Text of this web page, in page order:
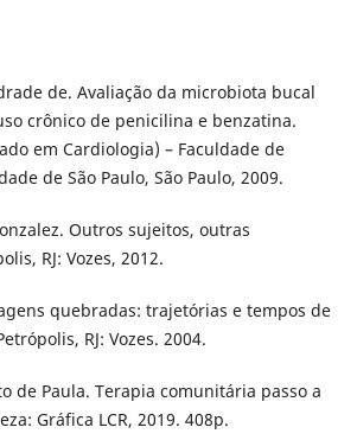
de. Avaliação da microbiota bucal
crônico de penicilina e benzatina.
em Cardiologia) – Faculdade de
de São Paulo, São Paulo, 2009.
Outros sujeitos, outras
RJ: Vozes, 2012.
quebradas: trajetórias e tempos de
RJ: Vozes. 2004.
de Paula. Terapia comunitária passo a
Gráfica LCR, 2019. 408p.